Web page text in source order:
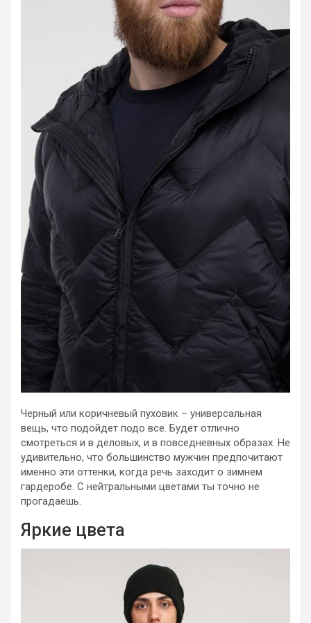
Черный или коричневый пуховик – универсальная
вещь, что подойдет подо все. Будет отлично
смотреться и в деловых, и в повседневных образах. Не
удивительно, что большинство мужчин предпочитают
именно эти оттенки, когда речь заходит о зимнем
гардеробе. С нейтральными цветами ты точно не
прогадаешь.
Яркие цвета